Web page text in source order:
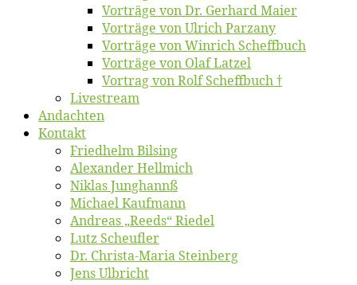
Vor­trä­ge von Dr. Ger­hard Maier
Vor­trä­ge von Ul­rich Parzany
Vor­trä­ge von Win­rich Scheffbuch
Vor­trä­ge von Olaf Latzel
Vor­trag von Rolf Scheffbuch †
Live­stream
An­dach­ten
Kon­takt
Fried­helm Bilsing
Alex­an­der Hellmich
Ni­klas Junghannß
Mi­cha­el Kaufmann
An­dre­as „Reeds“ Riedel
Lutz Scheuf­ler
Dr. Chris­­ta-Ma­ria Steinberg
Jens Ulb­richt